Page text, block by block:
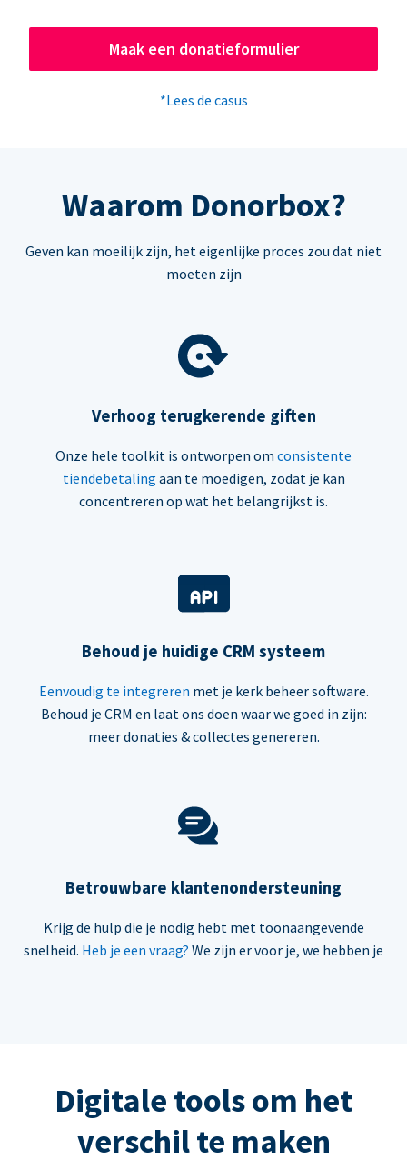
Maak een donatieformulier
*Lees de casus
Waarom Donorbox?
Geven kan moeilijk zijn, het eigenlijke proces zou dat niet
moeten zijn
Verhoog terugkerende giften
Onze hele toolkit is ontworpen om consistente
tiendebetaling aan te moedigen, zodat je kan
concentreren op wat het belangrijkst is.
Behoud je huidige CRM systeem
Eenvoudig te integreren met je kerk beheer software.
Behoud je CRM en laat ons doen waar we goed in zijn:
meer donaties & collectes genereren.
Betrouwbare klantenondersteuning
Krijg de hulp die je nodig hebt met toonaangevende
snelheid. Heb je een vraag? We zijn er voor je, we hebben je
Digitale tools om het
verschil te maken